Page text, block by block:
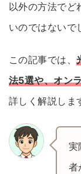
以外の方法でど
いのではないで
この記事では、
法5選や、オン
詳しく解説しま
実
者